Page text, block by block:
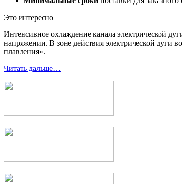
Это интересно
Интенсивное охлаждение канала электрической
напряжении. В зоне действия электрической дуги
плавления».
Читать дальше…